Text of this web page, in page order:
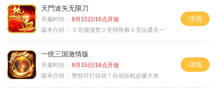
天門迷失无限刀
开服时间： 8月15日/16点开放
版本介绍：
０充领顶赞０充得终极０充玩通关一
详情
一统三国激情版
开服时间： 8月15日/16点开放
版本介绍： 赞助可打自动？自动挂机必爆大米
详情